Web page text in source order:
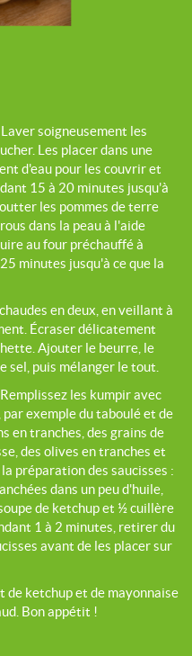
soigneusement les
Les placer dans une
d'eau pour les couvrir et
15 à 20 minutes jusqu'à
les pommes de terre
dans la peau à l'aide
au four préchauffé à
minutes jusqu'à ce que la
en deux, en veillant à
Écraser délicatement
Ajouter le beurre, le
sel, puis mélanger le tout.
les kumpir avec
exemple du taboulé et de
en tranches, des grains de
des olives en tranches et
préparation des saucisses :
dans un peu d'huile,
de ketchup et ½ cuillère
1 à 2 minutes, retirer du
avant de les placer sur
de ketchup et de mayonnaise
Bon appétit !